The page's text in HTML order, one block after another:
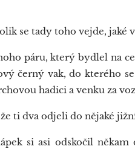
se tady toho vejde, jaké
páru, který bydlel na
černý vak, do kterého
hadici a venku za
ti dva odjeli do nějaké
si asi odskočil někam